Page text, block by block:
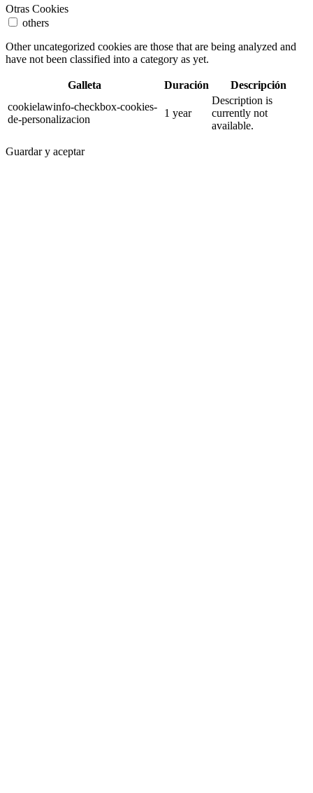
Otras Cookies
others
Other uncategorized cookies are those that are being analyzed and
have not been classified into a category as yet.
Galleta Duración
Descripción
cookielawinfo-checkbox-cookies-
de-personalizacion
1 year
Description is
currently not
available.
Guardar y aceptar